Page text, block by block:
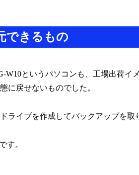
できるもの
W10というパソコンも、工場出荷
に戻せないものでした。
ライブを作成してバックアップを取
す。